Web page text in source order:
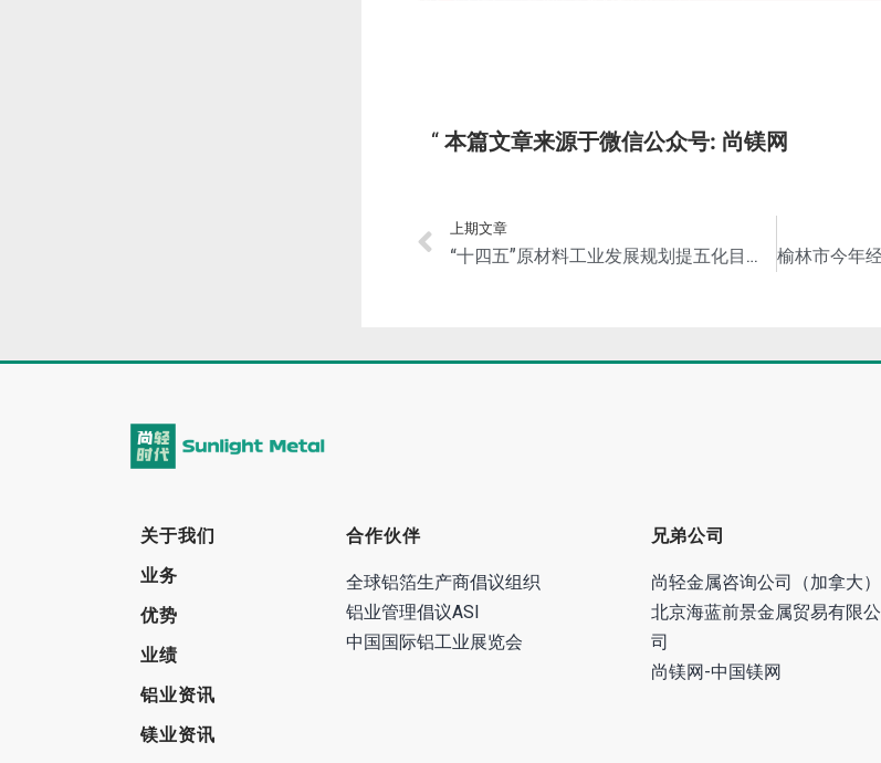
本篇文章来源于微信公众号: 尚镁网
上期文章
“十四五”原材料工业发展规划提五化目标！严格限制高能耗、低附加值产品出口！
关于我们
业务
优势
业绩
铝业资讯
镁业资讯
合作伙伴
全球铝箔生产商倡议组织
铝业管理倡议ASI
中国国际铝工业展览会
兄弟公司
尚轻金属咨询公司（加拿大）
北京海蓝前景金属贸易有限公
司
尚镁网-中国镁网